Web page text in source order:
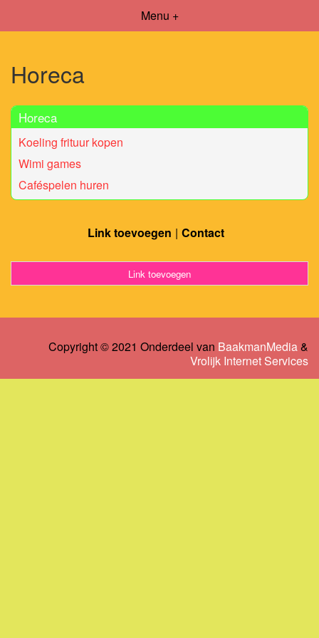
Menu +
Horeca
Horeca
Koeling frituur kopen
Wimi games
Caféspelen huren
Link toevoegen Contact
Link toevoegen
Copyright © 2021 Onderdeel van BaakmanMedia&
Vrolijk Internet Services